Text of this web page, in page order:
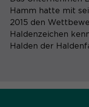
Hamm hatte mit
2015 den
Haldenzeichen
Halden der